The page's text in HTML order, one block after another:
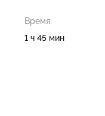
Время:
1 ч 45 мин